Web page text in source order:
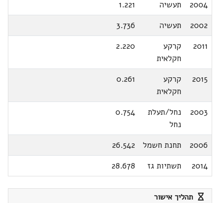
2004 תעשיה
1.221
2002
תעשיה
3.736
2011
קרקע
חקלאית
2.220
2015
קרקע
חקלאית
0.261
2003
נחל/תעלת
נחל
0.754
2006 תחנת חשמל
26.542
2014
תשתיות גז 28.678
תהליך אישור